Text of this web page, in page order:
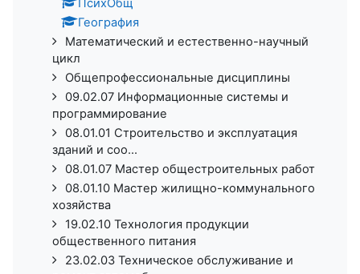
ПсихОбщ
География
Математический и естественно-научный
цикл
Общепрофессиональные дисциплины
09.02.07 Информационные системы и
программирование
08.01.01 Строительство и эксплуатация
зданий и соо...
08.01.07 Мастер общестроительных работ
08.01.10 Мастер жилищно-коммунального
хозяйства
19.02.10 Технология продукции
общественного питания
23.02.03 Техническое обслуживание и